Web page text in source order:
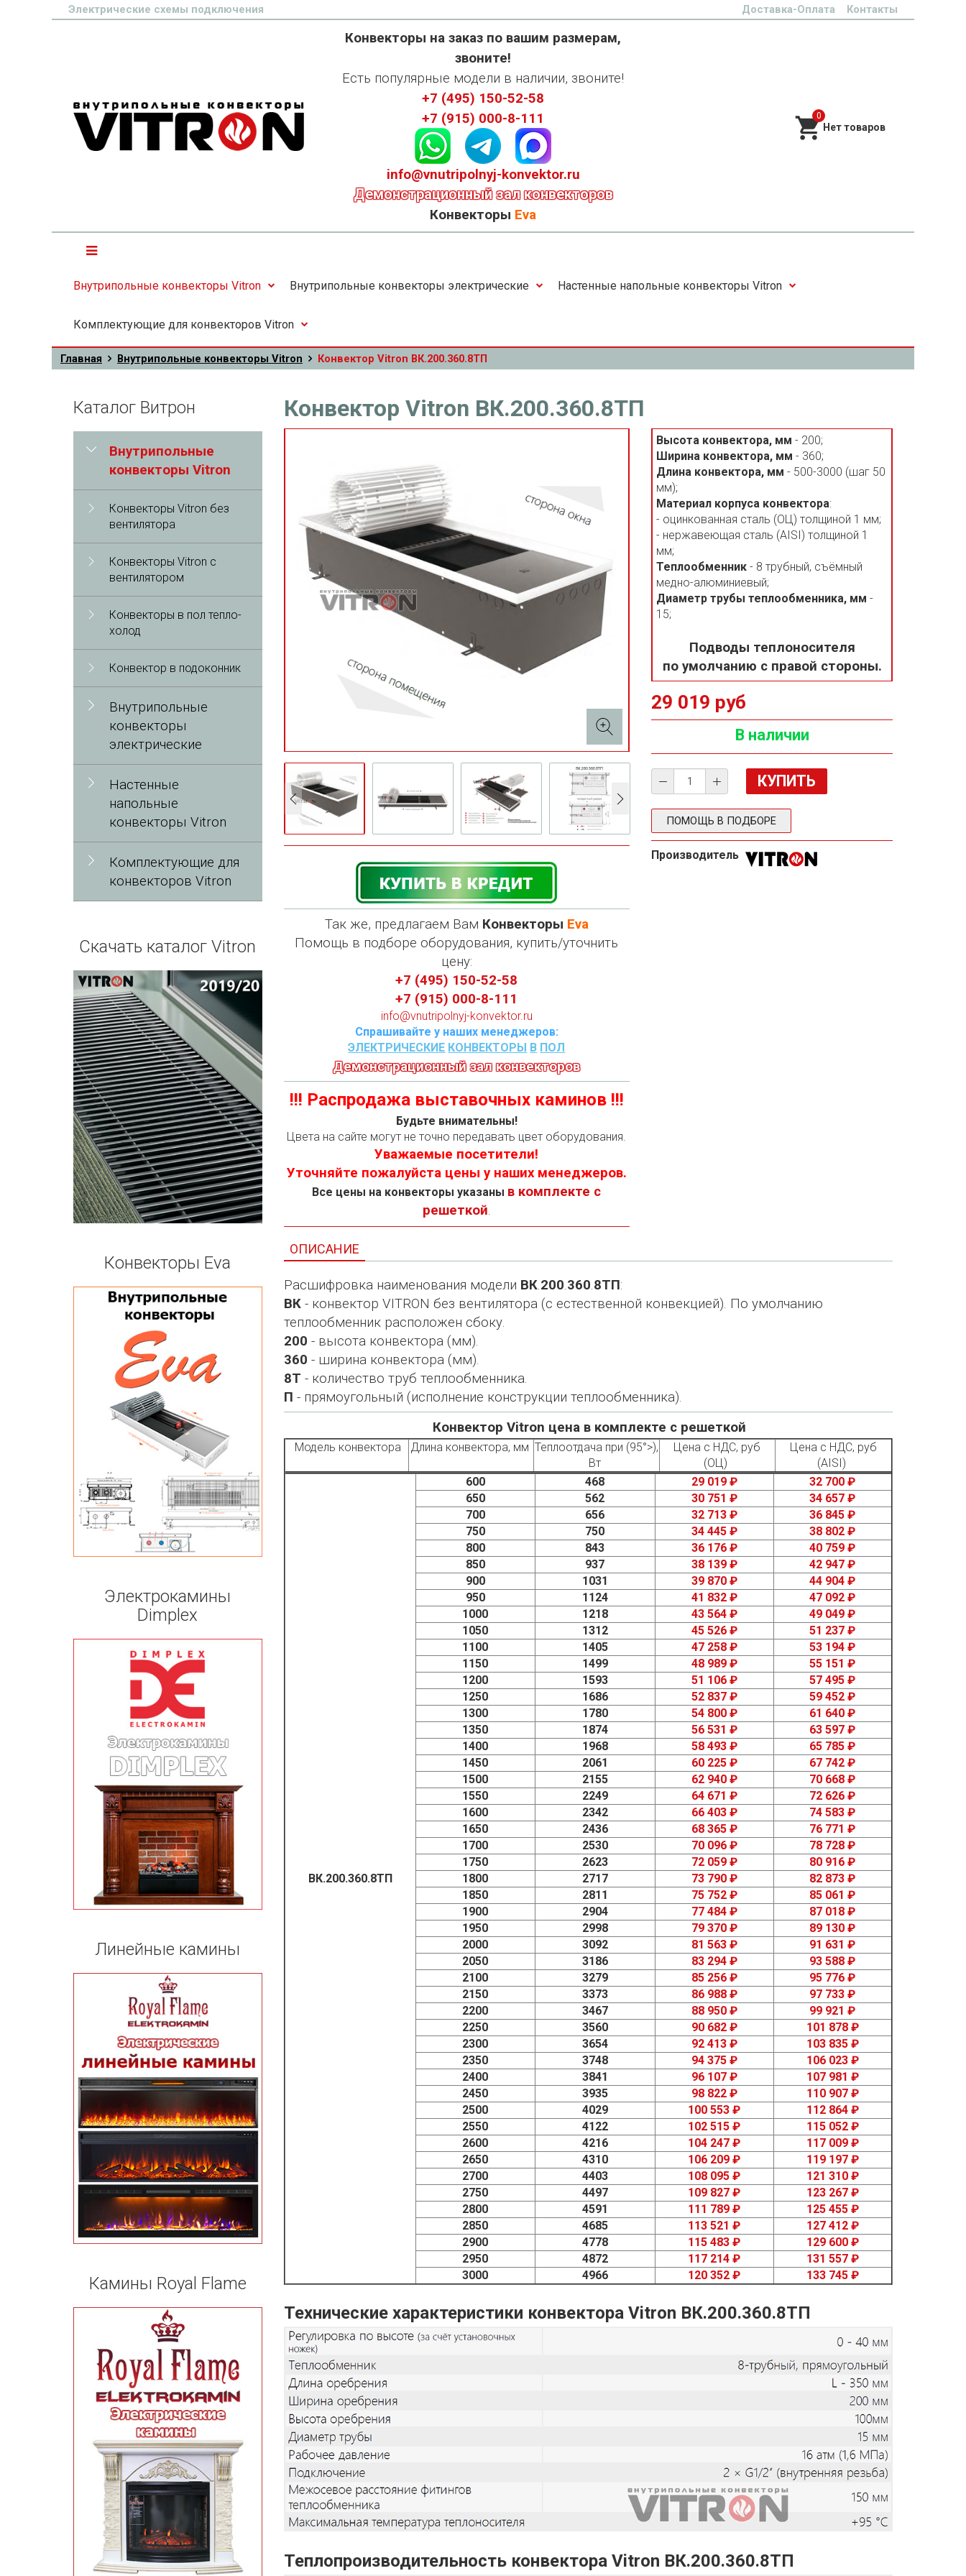
Электрические схемы подключения Доставка-Оплата Контакты
Конвекторы на заказ по вашим размерам,
звоните!
Есть популярные модели в наличии, звоните!
+7 (495) 150-52-58
+7 (915) 000-8-111
info@vnutripolnyj-konvektor.ru
Демонстрационный зал конвекторов
Конвекторы Eva
0
Внутрипольные конвекторы Vitron Внутрипольные конвекторы электрические Настенные напольные конвекторы Vitron
Комплектующие для конвекторов Vitron
Главная Внутрипольные конвекторы Vitron Конвектор Vitron ВК.200.360.8ТП
Конвектор Vitron ВК.200.360.8ТП
Так же, предлагаем Вам Конвекторы Eva
Помощь в подборе оборудования, купить/уточнить
цену:
+7 (495) 150-52-58
+7 (915) 000-8-111
info@vnutripolnyj-konvektor.ru
Спрашивайте у наших менеджеров:
ЭЛЕКТРИЧЕСКИЕ КОНВЕКТОРЫ В ПОЛ
Демонстрационный зал конвекторов
!!! Распродажа выставочных каминов !!!
Будьте внимательны!
Цвета на сайте могут не точно передавать цвет оборудования.
Уважаемые посетители!
Уточняйте пожалуйста цены у наших менеджеров.
Все цены на конвекторы указаны в комплекте с
решеткой.
Высота конвектора, мм - 200;
Ширина конвектора, мм - 360;
Длина конвектора, мм - 500-3000 (шаг 50
мм);
Материал корпуса конвектора:
- оцинкованная сталь (ОЦ) толщиной 1 мм;
- нержавеющая сталь (AISI) толщиной 1
мм;
Теплообменник - 8 трубный, съёмный
медно-алюминиевый;
Диаметр трубы теплообменника, мм -
15;
Подводы теплоносителя
по умолчанию с правой стороны.
29 019 руб
В наличии
ПОМОЩЬ В ПОДБОРЕ
Производитель
ОПИСАНИЕ
Расшифровка наименования модели ВК.200.360.8ТП:
ВК- конвектор VITRON без вентилятора (с естественной конвекцией). По умолчанию
теплообменник расположен сбоку.
200 - высота конвектора (мм).
360 - ширина конвектора (мм).
8Т - количество труб теплообменника.
П - прямоугольный (исполнение конструкции теплообменника).
Конвектор Vitron цена в комплекте с решеткой
Модель конвектора Длина конвектора, мм Теплоотдача при (95°>),
Вт
Цена с НДС, руб
(ОЦ)
Цена с НДС, руб
(AISI)
ВК.200.360.8ТП
600 468 29 019 ₽
32 700 ₽
650
562 30 751 ₽
34 657 ₽
700
656 32 713 ₽
36 845 ₽
750
750 34 445 ₽
38 802 ₽
800
843 36 176 ₽
40 759 ₽
850
937 38 139 ₽
42 947 ₽
900
1031 39 870 ₽
44 904 ₽
950
1124 41 832 ₽
47 092 ₽
1000
1218 43 564 ₽
49 049 ₽
1050
1312 45 526 ₽
51 237 ₽
1100
1405 47 258 ₽
53 194 ₽
1150
1499 48 989 ₽
55 151 ₽
1200
1593 51 106 ₽
57 495 ₽
1250
1686 52 837 ₽
59 452 ₽
1300
1780 54 800 ₽
61 640 ₽
1350
1874 56 531 ₽
63 597 ₽
1400
1968 58 493 ₽
65 785 ₽
1450
2061 60 225 ₽
67 742 ₽
1500
2155 62 940 ₽
70 668 ₽
1550
2249 64 671 ₽
72 626 ₽
1600
2342 66 403 ₽
74 583 ₽
1650
2436 68 365 ₽
76 771 ₽
1700
2530 70 096 ₽
78 728 ₽
1750
2623 72 059 ₽
80 916 ₽
1800
2717 73 790 ₽
82 873 ₽
1850
2811 75 752 ₽
85 061 ₽
1900
2904 77 484 ₽
87 018 ₽
1950
2998 79 370 ₽
89 130 ₽
2000
3092 81 563 ₽
91 631 ₽
2050
3186 83 294 ₽
93 588 ₽
2100
3279 85 256 ₽
95 776 ₽
2150
3373 86 988 ₽
97 733 ₽
2200
3467 88 950 ₽
99 921 ₽
2250
3560 90 682 ₽
101 878 ₽
2300
3654 92 413 ₽
103 835 ₽
2350
3748 94 375 ₽
106 023 ₽
2400
3841 96 107 ₽
107 981 ₽
2450
3935 98 822 ₽
110 907 ₽
2500
4029 100 553 ₽
112 864 ₽
2550
4122 102 515 ₽
115 052 ₽
2600
4216 104 247 ₽
117 009 ₽
2650
4310 106 209 ₽
119 197 ₽
2700
4403 108 095 ₽
121 310 ₽
2750
4497 109 827 ₽
123 267 ₽
2800
4591 111 789 ₽
125 455 ₽
2850
4685 113 521 ₽
127 412 ₽
2900
4778 115 483 ₽
129 600 ₽
2950
4872 117 214 ₽
131 557 ₽
3000
4966 120 352 ₽ 133 745 ₽
Технические характеристики конвектора Vitron ВК.200.360.8ТП
Теплопроизводительность конвектора Vitron ВК.200.360.8ТП
Каталог Витрон
Внутрипольные
конвекторы Vitron
Конвекторы Vitron без
вентилятора
Конвекторы Vitron с
вентилятором
Конвекторы в пол тепло-
холод
Конвектор в подоконник
Внутрипольные
конвекторы
электрические
Настенные
напольные
конвекторы Vitron
Комплектующие для
конвекторов Vitron
Скачать каталог Vitron
Конвекторы Eva
Электрокамины
Dimplex
Линейные камины
Камины Royal Flame